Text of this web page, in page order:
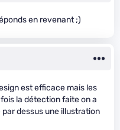
en revenant ;)
est efficace mais les
la détection faite on a
dessus une illustration